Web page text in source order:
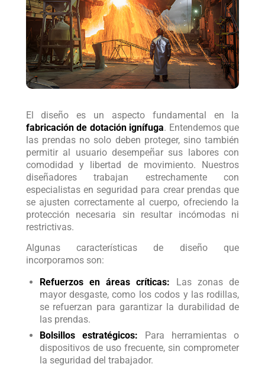
El diseño es un aspecto fundamental en la
fabricación de dotación ignífuga. Entendemos que
las prendas no solo deben proteger, sino también
permitir al usuario desempeñar sus labores con
comodidad y libertad de movimiento. Nuestros
diseñadores trabajan estrechamente con
especialistas en seguridad para crear prendas que
se ajusten correctamente al cuerpo, ofreciendo la
protección necesaria sin resultar incómodas ni
restrictivas.
Algunas características de diseño que
incorporamos son:
Refuerzos en áreas críticas: Las zonas de
mayor desgaste, como los codos y las rodillas,
se refuerzan para garantizar la durabilidad de
las prendas.
Bolsillos estratégicos: Para herramientas o
dispositivos de uso frecuente, sin comprometer
la seguridad del trabajador.